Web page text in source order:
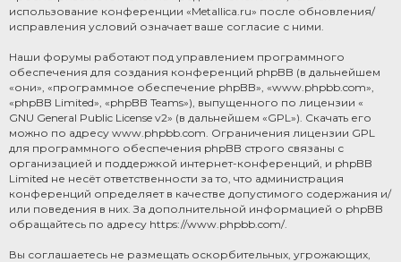
использование конференции «Metallica.ru» после обновления/
исправления условий означает ваше согласие с ними.
Наши форумы работают под управлением программного
обеспечения для создания конференций phpBB (в дальнейшем
«они», «программное обеспечение phpBB», «www.phpbb.com»,
«phpBB Limited», «phpBB Teams»), выпущенного по лицензии «
GNU General Public License v2» (в дальнейшем «GPL»). Скачать его
можно по адресу www.phpbb.com. Ограничения лицензии GPL
для программного обеспечения phpBB строго связаны с
организацией и поддержкой интернет-конференций, и phpBB
Limited не несёт ответственности за то, что администрация
конференций определяет в качестве допустимого содержания и/
или поведения в них. За дополнительной информацией о phpBB
обращайтесь по адресу https://www.phpbb.com/.
Вы соглашаетесь не размещать оскорбительных, угрожающих,